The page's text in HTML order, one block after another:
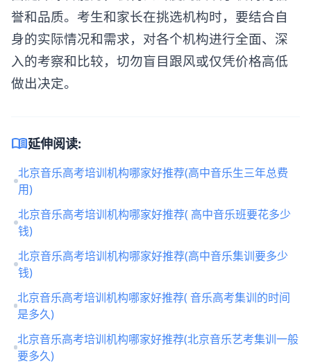
誉和品质。考生和家长在挑选机构时，要结合自
身的实际情况和需求，对各个机构进行全面、深
入的考察和比较，切勿盲目跟风或仅凭价格高低
做出决定。
menu_book延伸阅读:
北京音乐高考培训机构哪家好推荐(高中音乐生三年总费
用)
北京音乐高考培训机构哪家好推荐( 高中音乐班要花多少
钱)
北京音乐高考培训机构哪家好推荐(高中音乐集训要多少
钱)
北京音乐高考培训机构哪家好推荐( 音乐高考集训的时间
是多久)
北京音乐高考培训机构哪家好推荐(北京音乐艺考集训一般
要多久)